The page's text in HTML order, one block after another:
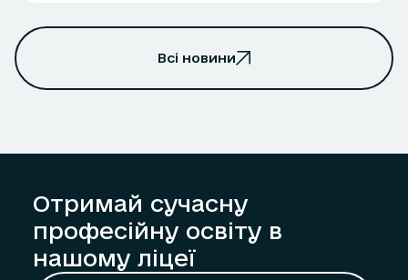
Всі новини
Отримай сучасну
професійну освіту в
нашому ліцеї